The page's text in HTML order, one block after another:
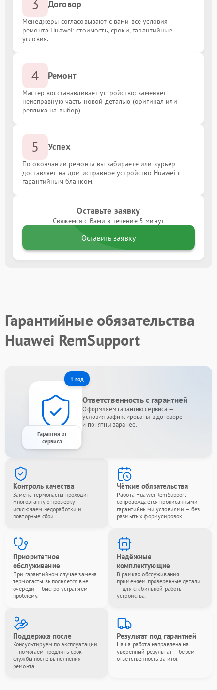
3 Договор
Менеджеры согласовывают с вами все условия
ремонта Huawei: стоимость, сроки, гарантийные
условия.
4 Ремонт
Мастер восстанавливает устройство: заменяет
неисправную часть новой деталью (оригинал или
реплика на выбор).
5 Успех
По окончании ремонта вы забираете или курьер
доставляет на дом исправное устройство Huawei с
гарантийным бланком.
Оставьте заявку
Свяжемся с Вами в течение 5 минут
Оставить заявку
Гарантийные обязательства
Huawei RemSupport
1 год
Гарантия от
сервиса
Ответственность с гарантией
Оформляем гарантию сервиса —
условия зафиксированы в договоре
и понятны заранее.
Контроль качества
Замена термопасты проходит
многоэтапную проверку —
исключаем недоработки и
повторные сбои.
Чёткие обязательства
Работа Huawei RemSupport
сопровождается прописанными
гарантийными условиями — без
размытых формулировок.
Приоритетное
обслуживание
При гарантийном случае замена
термопасты выполняется вне
очереди — быстро устраняем
проблему.
Надёжные
комплектующие
В рамках обслуживания
применяем проверенные детали
— для стабильной работы
устройства.
Поддержка после
Консультируем по эксплуатации
— помогаем продлить срок
службы после выполнения
ремонта.
Результат под гарантией
Наша работа направлена на
уверенный результат — берём
ответственность за итог.